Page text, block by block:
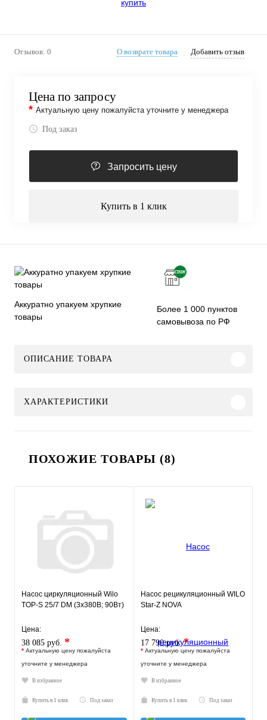
Отзывов: 0 О возврате товара Добавить отзыв
Цена по запросу
* Актуальную цену пожалуйста уточните у менеджера
Под заказ
Запросить цену
Купить в 1 клик
Аккуратно упакуем хрупкие
товары
Более 1 000 пунктов
самовывоза по РФ
ОПИСАНИЕ ТОВАРА
ХАРАКТЕРИСТИКИ
ПОХОЖИЕ ТОВАРЫ (8)
Насос циркуляционный Wilo
TOP-S 25/7 DM (3х380В; 90Вт)
Цена:
38 085 руб. *
* Актуальную цену пожалуйста
уточните у менеджера
В избранное
Купить в 1 клик Под заказ
Насос рецикуляционный WILO
Star-Z NOVA
Цена:
17 790 руб.*
* Актуальную цену пожалуйста
уточните у менеджера
В избранное
Купить в 1 клик Под заказ